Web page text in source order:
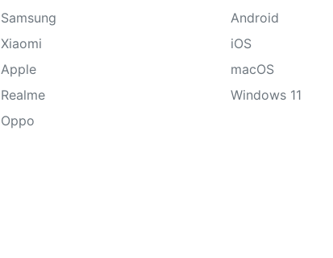
Samsung
Xiaomi
Apple
Realme
Oppo
Android
iOS
macOS
Windows 11